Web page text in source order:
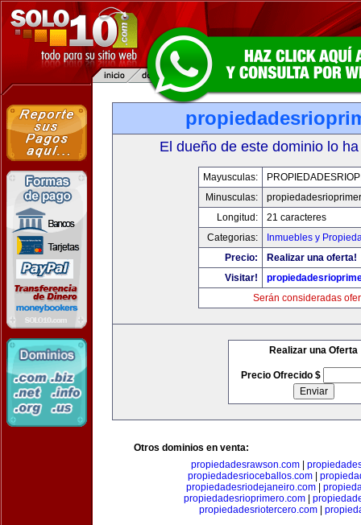
El dueño de este dominio lo
Mayusculas:
Minusculas:
Longitud:
21 caracteres
Categorias:
Inmuebles y
Precio:
Realizar una oferta!
Visitar!
Serán consideradas
Realizar una Oferta
Precio Ofrecido $
Otros dominios en venta:
propiedadesrawson.com
propiedadesrioceballos.com|
propiedadesriodejaneiro.com|
propiedadesrioprimero.com|
propiedadesriotercero.com|